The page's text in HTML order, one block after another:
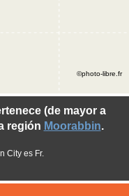
(de mayor a
región Moorabbin.
City es Fr.
©photo-libre.fr